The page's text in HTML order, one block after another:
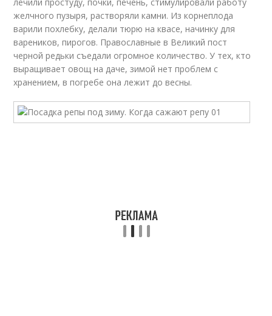
желчного пузыря, растворяли камни. Из корнеплода
варили похлебку, делали тюрю на квасе, начинку для
вареников, пирогов. Православные в Великий пост
черной редьки съедали огромное количество. У тех, кто
выращивает овощ на даче, зимой нет проблем с
хранением, в погребе она лежит до весны.